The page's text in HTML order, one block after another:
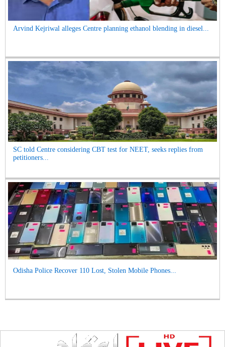
Arvind Kejriwal alleges Centre planning ethanol blending in diesel...
SC told Centre considering CBT test for NEET, seeks replies from
petitioners...
Odisha Police Recover 110 Lost, Stolen Mobile Phones...